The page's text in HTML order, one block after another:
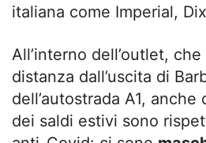
italiana come Imperial,
All’interno dell’outlet,
distanza dall’uscita di
dell’autostrada A1, anche
dei saldi estivi sono